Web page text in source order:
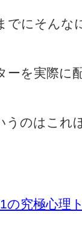
でにそんな
ーを実際に
うのはこれ
の究極心理